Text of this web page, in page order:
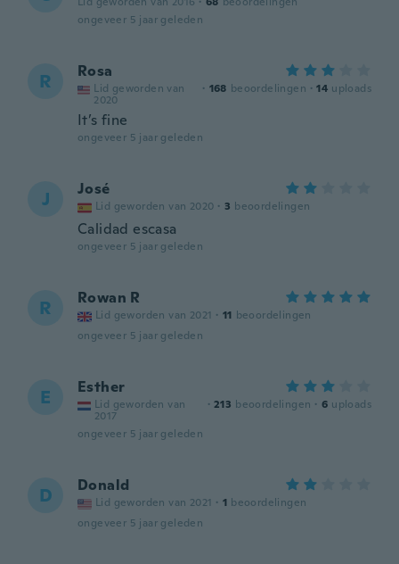
ongeveer 5 jaar geleden
R Rosa
Lid geworden van
2020
· 168 beoordelingen · 14 uploads
It’s fine
ongeveer 5 jaar geleden
J José
Lid geworden van 2020 · 3 beoordelingen
Calidad escasa
ongeveer 5 jaar geleden
R Rowan R
Lid geworden van 2021 · 11 beoordelingen
ongeveer 5 jaar geleden
E Esther
Lid geworden van
2017
· 213 beoordelingen · 6 uploads
ongeveer 5 jaar geleden
D Donald
Lid geworden van 2021 · 1 beoordelingen
ongeveer 5 jaar geleden